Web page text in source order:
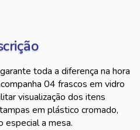
toda a diferença na hora
04 frascos em vidro
visualização dos itens
em plástico cromado,
especial a mesa.